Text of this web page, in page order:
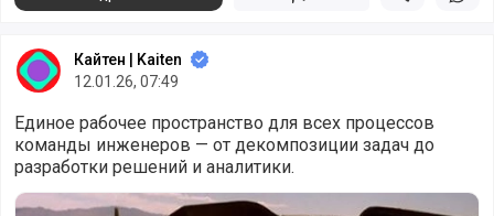
Кайтен | Kaiten
12.01.26, 07:49
Единое рабочее пространство для всех процессов
команды инженеров — от декомпозиции задач до
разработки решений и аналитики.
Организовали работу команды глубокой разработки в